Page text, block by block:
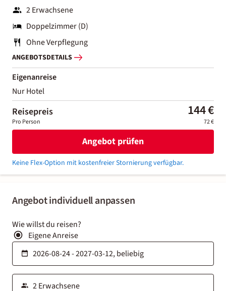
Angebot individuell anpassen
Wie willst du reisen?
Eigene Anreise
2 Erwachsene
Doppelzimmer (D)
Ohne Verpflegung
ANGEBOTSDETAILS
Eigenanreise
Nur Hotel
Reisepreis 144 €
Pro Person 72 €
Angebot prüfen
Keine Flex-Option mit kostenfreier Stornierung verfügbar.